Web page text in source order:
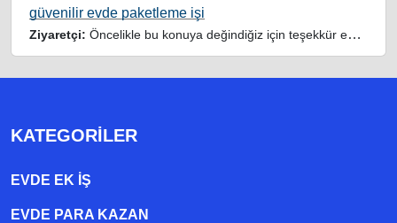
güvenilir evde paketleme işi
Ziyaretçi: Öncelikle bu konuya değindiğiz için teşekkür ederim maalesef bu tarzda yazılarla inanıp aldanan ve dolandirilan insanlar oluyor, o yüzden bu sektörlerde işini hakkıyla yapan siteler ve sayfalara itibar edilmeli,üç beş demeden ek gelir ile evine destek olmayan iyi niyetli insanlarında iyi niyetleri suistimal edilmemeli,sayfanızın geniş kitlelere doğru ve gerçek adresten ulaşması temennisiyle kolaylıklar dilerim..
KATEGORILER
EVDE EK IŞ
EVDE PARA KAZAN